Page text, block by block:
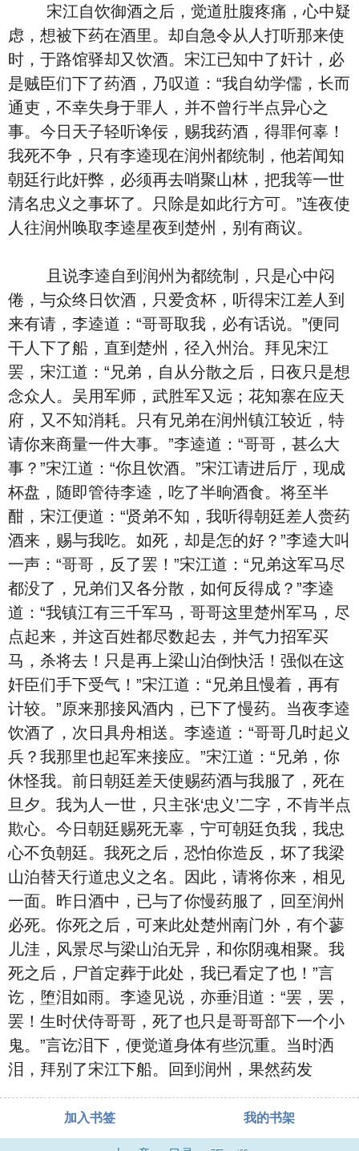
宋江自饮御酒之后，觉道肚腹疼痛，心中疑
虑，想被下药在酒里。却自急令从人打听那来使
时，于路馆驿却又饮酒。宋江已知中了奸计，必
是贼臣们下了药酒，乃叹道：“我自幼学儒，长而
通吏，不幸失身于罪人，并不曾行半点异心之
事。今日天子轻听谗佞，赐我药酒，得罪何辜！
我死不争，只有李逵现在润州都统制，他若闻知
朝廷行此奸弊，必须再去哨聚山林，把我等一世
清名忠义之事坏了。只除是如此行方可。”连夜使
人往润州唤取李逵星夜到楚州，别有商议。
且说李逵自到润州为都统制，只是心中闷
倦，与众终日饮酒，只爱贪杯，听得宋江差人到
来有请，李逵道：“哥哥取我，必有话说。”便同
干人下了船，直到楚州，径入州治。拜见宋江
罢，宋江道：“兄弟，自从分散之后，日夜只是想
念众人。吴用军师，武胜军又远；花知寨在应天
府，又不知消耗。只有兄弟在润州镇江较近，特
请你来商量一件大事。”李逵道：“哥哥，甚么大
事？”宋江道：“你且饮酒。”宋江请进后厅，现成
杯盘，随即管待李逵，吃了半晌酒食。将至半
酣，宋江便道：“贤弟不知，我听得朝廷差人赍药
酒来，赐与我吃。如死，却是怎的好？”李逵大叫
一声：“哥哥，反了罢！”宋江道：“兄弟这军马尽
都没了，兄弟们又各分散，如何反得成？”李逵
道：“我镇江有三千军马，哥哥这里楚州军马，尽
点起来，并这百姓都尽数起去，并气力招军买
马，杀将去！只是再上梁山泊倒快活！强似在这
奸臣们手下受气！”宋江道：“兄弟且慢着，再有
计较。”原来那接风酒内，已下了慢药。当夜李逵
饮酒了，次日具舟相送。李逵道：“哥哥几时起义
兵？我那里也起军来接应。”宋江道：“兄弟，你
休怪我。前日朝廷差天使赐药酒与我服了，死在
旦夕。我为人一世，只主张‘忠义’二字，不肯半点
欺心。今日朝廷赐死无辜，宁可朝廷负我，我忠
心不负朝廷。我死之后，恐怕你造反，坏了我梁
山泊替天行道忠义之名。因此，请将你来，相见
一面。昨日酒中，已与了你慢药服了，回至润州
必死。你死之后，可来此处楚州南门外，有个蓼
儿洼，风景尽与梁山泊无异，和你阴魂相聚。我
死之后，尸首定葬于此处，我已看定了也！”言
讫，堕泪如雨。李逵见说，亦垂泪道：“罢，罢，
罢！生时伏侍哥哥，死了也只是哥哥部下一个小
鬼。”言讫泪下，便觉道身体有些沉重。当时洒
泪，拜别了宋江下船。回到润州，果然药发
加入书签 我的书架